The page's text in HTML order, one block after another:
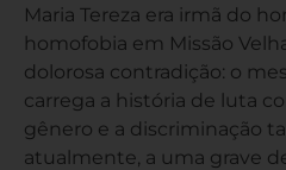
Maria Tereza era irmã do
homofobia em Missão
dolorosa contradição: o
carrega a história de luta
gênero e a discriminação
atualmente, a uma grave